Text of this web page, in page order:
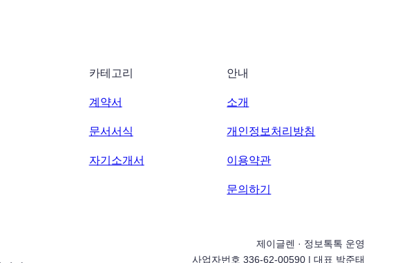
카테고리
계약서
문서서식
자기소개서
안내
소개
개인정보처리방침
이용약관
문의하기
제이글렌 · 정보톡톡 운영
사업자번호 336-62-00590 | 대표 박준태